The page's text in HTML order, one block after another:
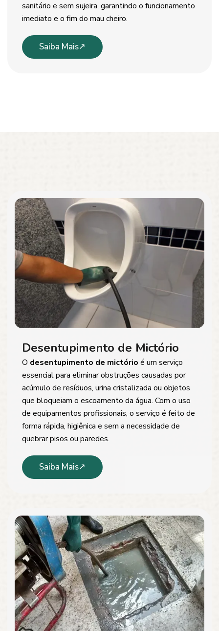
sanitário e sem sujeira, garantindo o funcionamento
imediato e o fim do mau cheiro.
Saiba Mais
Desentupimento de Mictório
O desentupimento de mictório é um serviço
essencial para eliminar obstruções causadas por
acúmulo de resíduos, urina cristalizada ou objetos
que bloqueiam o escoamento da água. Com o uso
de equipamentos profissionais, o serviço é feito de
forma rápida, higiênica e sem a necessidade de
quebrar pisos ou paredes.
Saiba Mais